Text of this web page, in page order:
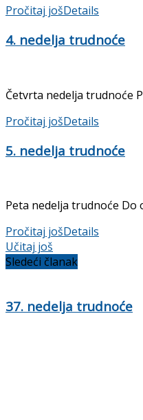
Pročitaj jošDetails
4. nedelja trudnoće
Četvrta nedelja trudnoće
Pročitaj jošDetails
5. nedelja trudnoće
Peta nedelja trudnoće Do
Pročitaj jošDetails
Učitaj još
Sledeći članak
37. nedelja trudnoće